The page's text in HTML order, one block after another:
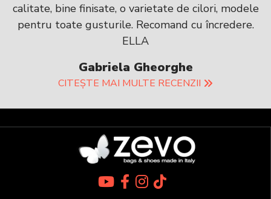
calitate, bine finisate, o varietate de cilori, modele
pentru toate gusturile. Recomand cu încredere.
ELLA
Gabriela Gheorghe
CITEȘTE MAI MULTE RECENZII